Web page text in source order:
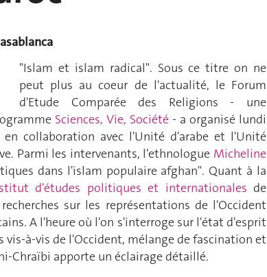
"Islam et islam radical". Sous ce titre on ne
peut plus au coeur de l'actualité, le Forum
d'Etude Comparée des Religions - une
Sciences, Vie, Société - a organisé lundi
collaboration avec l'Unité d'arabe et l'Unité
Parmi les intervenants, l'ethnologue Micheline
dans l'islam populaire afghan". Quant à la
d'études politiques et internationales de
sur les représentations de l'Occident
A l'heure où l'on s'interroge sur l'état d'esprit
à-vis de l'Occident, mélange de fascination et
Chraïbi apporte un éclairage détaillé.